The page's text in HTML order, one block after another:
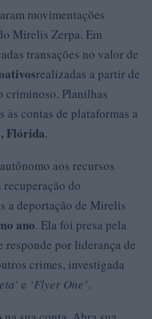
movimentações
Mirelis Zerpa. Em
transações no valor de
realizadas a partir de
criminoso. Planilhas
às contas de plataformas a
Flórida.
aos recursos
do
a deportação de Mirelis
ano. Ela foi presa pela
responde por liderança de
crimes, investigada
e ‘Flyer One’.